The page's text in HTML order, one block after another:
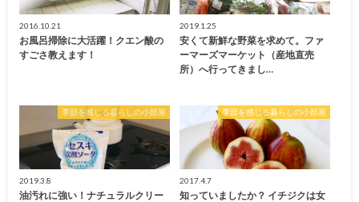
2016.10.21
お風呂掃除に大活躍！クエン酸の
すごさ教えます！
2019.1.25
安くて新鮮な野菜を求めて。ファ
ーマーズマーケット（産地直売
所）へ行ってきまし…
季節を感じる暮らしの小部屋
2019.3.8
油汚れに強い！ナチュラルクリー
季節を感じる暮らしの小部屋
2017.4.7
知っていましたか？ イチジクは女